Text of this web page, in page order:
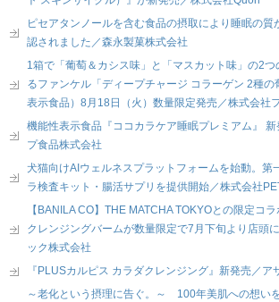
ピセアタンノールを含む食品の摂取により睡眠の質
認されました／森永製菓株式会社
1箱で「葡萄＆カシス味」と「マスカット味」の2
るファンケル「ディープチャージ コラーゲン 2種の
表示食品）8月18日（火）数量限定発売／株式会社
機能性表示食品『ココカラケア睡眠プレミアム』
プ食品株式会社
犬猫向けAIウェルネスプラットフォームを始動。第
ラ検査キット・腸活サプリを提供開始／株式会社
【BANILA CO】THE MATCHA TOKYOとの限定コ
クレンジングバームが数量限定で7月下旬より店頭
ック株式会社
『PLUSカルピス カラダクレンジング』新発売／ア
～老化という摂理に告ぐ。～ 100年美肌への想い